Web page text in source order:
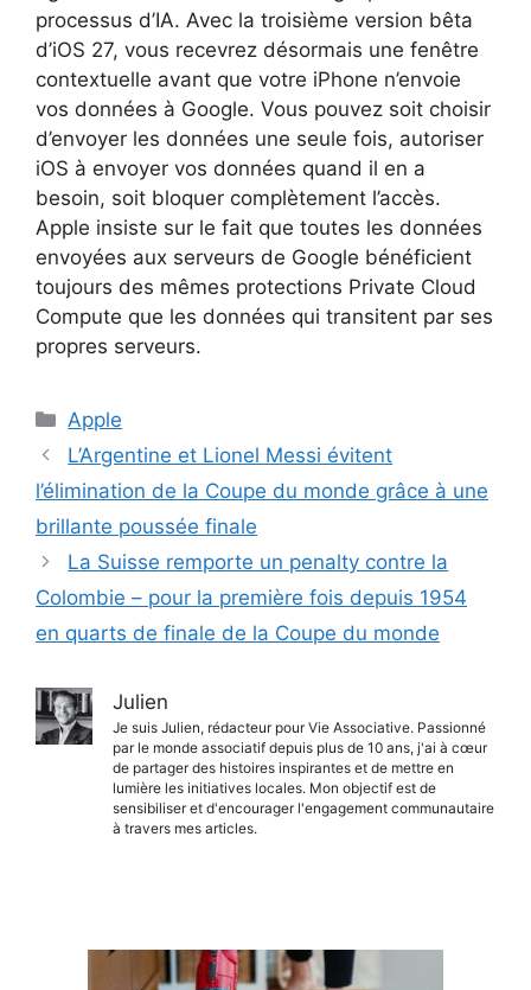
processus d’IA. Avec la troisième version bêta
d’iOS 27, vous recevrez désormais une fenêtre
contextuelle avant que votre iPhone n’envoie
vos données à Google. Vous pouvez soit choisir
d’envoyer les données une seule fois, autoriser
iOS à envoyer vos données quand il en a
besoin, soit bloquer complètement l’accès.
Apple insiste sur le fait que toutes les données
envoyées aux serveurs de Google bénéficient
toujours des mêmes protections Private Cloud
Compute que les données qui transitent par ses
propres serveurs.
Catégories
Apple
L’Argentine et Lionel Messi évitent
l’élimination de la Coupe du monde grâce à une
brillante poussée finale
La Suisse remporte un penalty contre la
Colombie – pour la première fois depuis 1954
en quarts de finale de la Coupe du monde
Julien
Je suis Julien, rédacteur pour Vie Associative. Passionné
par le monde associatif depuis plus de 10 ans, j'ai à cœur
de partager des histoires inspirantes et de mettre en
lumière les initiatives locales. Mon objectif est de
sensibiliser et d'encourager l'engagement communautaire
à travers mes articles.